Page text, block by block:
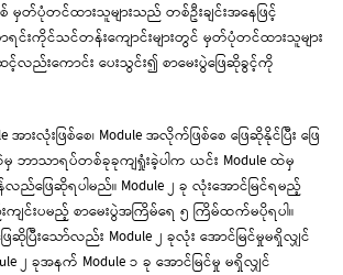
မှတ်ပုံတင်ထားသူများသည် တစ်ဦးချင်းအနေဖြင့်
င်းကိုင်သင်တန်းကျောင်းများတွင် မှတ်ပုံတင်ထားသူများ
င့်လည်းကောင်း ပေးသွင်း၍ စာမေးပွဲဖြေဆိုခွင့်ကို
အားလုံးဖြစ်စေ၊ Module အလိုက်ဖြစ်စေ ဖြေဆိုနိုင်ပြီး ဖြေ
ာသာရပ်တစ်ခုခုကျရှုံးခဲ့ပါက ယင်း Module ထဲမှ
ည်ဖြေဆိုရပါမည်။ Module ၂ ခု လုံးအောင်မြင်ရမည့်
းပမည့် စာမေးပွဲအကြိမ်ရေ ၅ ကြိမ်ထက်မပိုရပါ။
ြီးသော်လည်း Module ၂ ခုလုံး အောင်မြင်မှုမရှိလျှင်
၂ ခုအနက် Module ၁ ခု အောင်မြင်မှု မရှိလျှင်